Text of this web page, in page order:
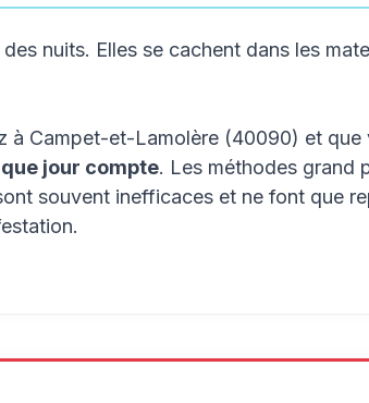
nuits. Elles se cachent dans les
à Campet-et-Lamolère (40090) et que
jour compte. Les méthodes grand
souvent inefficaces et ne font que